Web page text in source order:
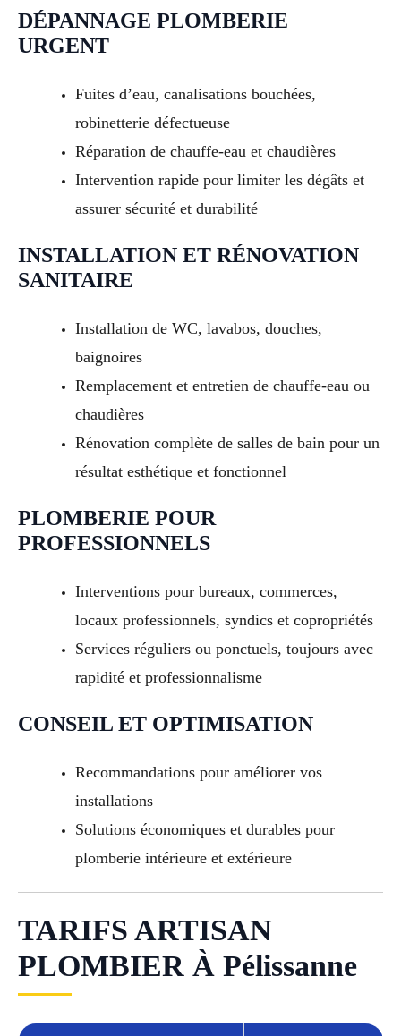
DÉPANNAGE PLOMBERIE
URGENT
Fuites d’eau, canalisations bouchées,
robinetterie défectueuse
Réparation de chauffe-eau et chaudières
Intervention rapide pour limiter les dégâts et
assurer sécurité et durabilité
INSTALLATION ET RÉNOVATION
SANITAIRE
Installation de WC, lavabos, douches,
baignoires
Remplacement et entretien de chauffe-eau ou
chaudières
Rénovation complète de salles de bain pour un
résultat esthétique et fonctionnel
PLOMBERIE POUR
PROFESSIONNELS
Interventions pour bureaux, commerces,
locaux professionnels, syndics et copropriétés
Services réguliers ou ponctuels, toujours avec
rapidité et professionnalisme
CONSEIL ET OPTIMISATION
Recommandations pour améliorer vos
installations
Solutions économiques et durables pour
plomberie intérieure et extérieure
TARIFS ARTISAN
PLOMBIER À Pélissanne